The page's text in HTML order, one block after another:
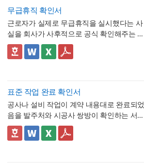
며칠에 해당하는지"를 신청서 자체에서 바로
계산·검증 가능
- 사용시간을 "14:00~16:00(총 2시간)"처럼
시작·종료 시각과 총 시간을 함께 기재하도록
해, 반차보다 세분화된 시간 단위로 병원 진
료, 관공서 방문 등 짧은 용무에 유연하게 대
응
- "회사의 소정근로시간에 따라 차감기준은
달라질 수 있음"이라는 단서를 명시해, 하루 8
시간 근무가 아닌 사업장에서도 환산 기준을
조정해 적용할 수 있음을 안내
- 업무 특이사항란을 별도로 두어, 시간단위
연차 사용으로 인해 발생할 수 있는 업무 공백
표에 제시된 환산 기준은 1일 8시간(주 40시
간) 근무를 전제로 한 것이므로,소정근로시간
이 다른 사업장이라면 이 기준을 그대로 적용
근로시간이 7시간인 사업장이라면 1시간당
무급휴직 확인서
근로자가 실제로 무급휴직을 실시했다는 사
실을 회사가 사후적으로 공식 확인해주는 증
명서입니다. 휴직원(신청서)이 사전 승인 절차
를 위한 문서라면, 이 확인서는 이미 실시된
📣 이 서식의 구성 특징
한눈에 확인할 수 있도록 함
2. "급여 지급여부 : 무급(급여 미지급)"이라는
항목을 별도로 명시해, 이 휴직이 유급이 아닌
무급으로 처리되었음을 문서상 명확히 못박
음
3. "회사 내부 규정에 따른 휴직 기준이 적용
되었음을 확인한다"는 문구로, 이 무급휴직이
임의가 아니라 회사의 정식 내부 규정 절차를
거쳐 승인·실시되었음을 명시
4. 확인자(경영지원팀 담당자)의 서명과 회사
직인으로 마무리해, 근로자가 이 문서를 대외
표준 작업 완료 확인서
공사나 설비 작업이 계약 내용대로 완료되었
음을 발주처와 시공사 쌍방이 확인하는 서식
입니다. 작업항목별로 계획 수량과 완료 수량
을 나란히 대조하고, 하자 여부와 하자보증기
✅ 계획 대비 완료 수량 검증 및 하자 확인 관